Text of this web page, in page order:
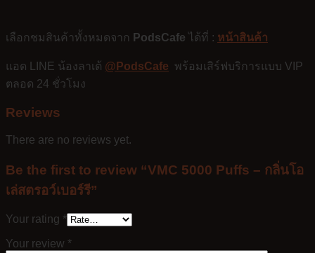
เลือกชมสินค้าทั้งหมดจาก PodsCafe ได้ที่ : หน้าสินค้า
แอด LINE น้องลาเต้ @PodsCafe พร้อมเสิร์ฟบริการแบบ VIP
ตลอด 24 ชั่วโมง
Reviews
There are no reviews yet.
Be the first to review “VMC 5000 Puffs – กลิ่นโอ
เล่สตรอว์เบอร์รี”
Your rating *
Your review *